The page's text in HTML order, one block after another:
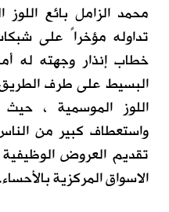
محمد الزامل بائع
تداوله مؤخراً على
خطاب إنذار وجهته له
البسيط على طرف الطريق
اللوز الموسمية ،
واستعطاف كبير من
تقديم العروض
الاسواق المركزية بالأحساء.